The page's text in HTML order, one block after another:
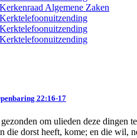
Kerkenraad Algemene Zaken
Kerktelefoonuitzending
Kerktelefoonuitzending
Kerktelefoonuitzending
22:16-17
om ulieden deze dingen
die dorst heeft, kome; en die wil,